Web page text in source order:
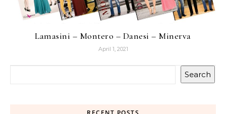
Lamasini – Montero – Danesi – Minerva
April 1, 2021
Search